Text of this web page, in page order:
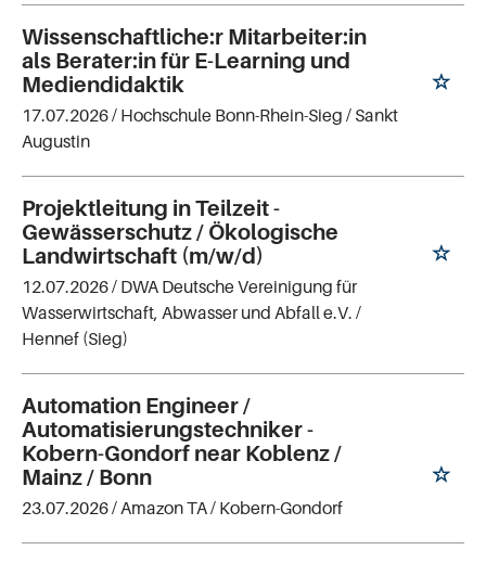
Wissenschaftliche:r Mitarbeiter:in
als Berater:in für E-Learning und
Mediendidaktik
17.07.2026 / Hochschule Bonn-Rhein-Sieg / Sankt
Augustin
Projektleitung in Teilzeit -
Gewässerschutz / Ökologische
Landwirtschaft (m/w/d)
12.07.2026 / DWA Deutsche Vereinigung für
Wasserwirtschaft, Abwasser und Abfall e.V. /
Hennef (Sieg)
Automation Engineer /
Automatisierungstechniker -
Kobern-Gondorf near Koblenz /
Mainz / Bonn
23.07.2026 / Amazon TA/ Kobern-Gondorf